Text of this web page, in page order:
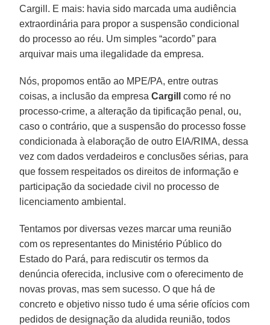
Cargill. E mais: havia sido marcada uma audiência
extraordinária para propor a suspensão condicional
do processo ao réu. Um simples “acordo” para
arquivar mais uma ilegalidade da empresa.
Nós, propomos então ao MPE/PA, entre outras
coisas, a inclusão da empresaCargillcomo ré no
processo-crime, a alteração da tipificação penal, ou,
caso o contrário, que a suspensão do processo fosse
condicionada à elaboração de outro EIA/RIMA, dessa
vez com dados verdadeiros e conclusões sérias, para
que fossem respeitados os direitos de informação e
participação da sociedade civil no processo de
licenciamento ambiental.
Tentamos por diversas vezes marcar uma reunião
com os representantes do Ministério Público do
Estado do Pará, para rediscutir os termos da
denúncia oferecida, inclusive com o oferecimento de
novas provas, mas sem sucesso. O que há de
concreto e objetivo nisso tudo é uma série ofícios com
pedidos de designação da aludida reunião, todos